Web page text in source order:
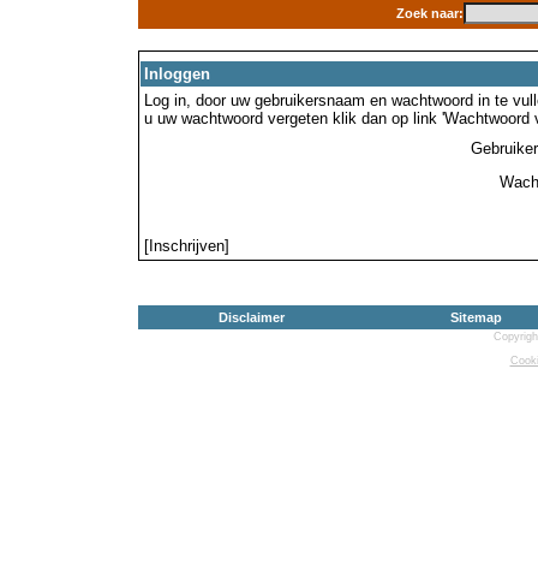
Zoek naar:
Inloggen
Log in, door uw gebruikersnaam en wachtwoord in te
u uw wachtwoord vergeten klik dan op link 'Wachtwoord
[Inschrijven]
Disclaimer Sitemap